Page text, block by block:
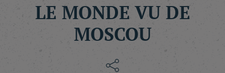
LE MONDE VU DE
MOSCOU